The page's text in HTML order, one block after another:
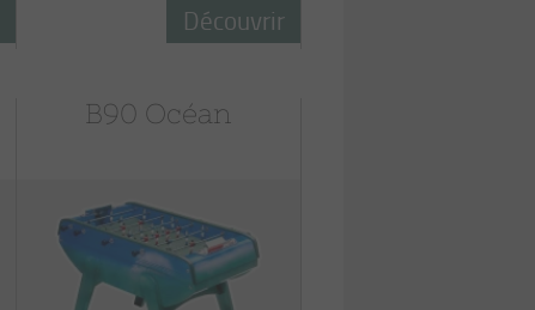
Découvrir
B90 Océan